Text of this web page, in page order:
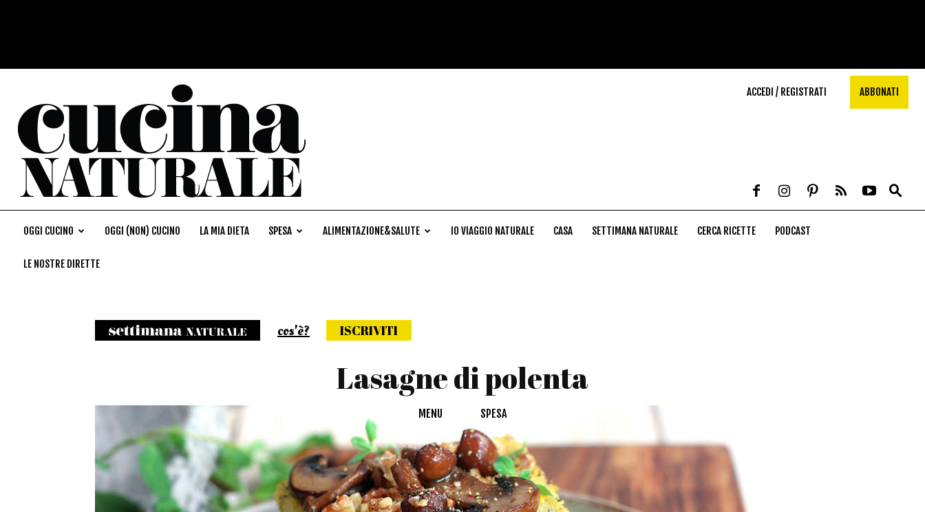
ACCEDI / REGISTRATI ABBONATI
OGGI CUCINO OGGI (NON) CUCINO LA MIA DIETA SPESA ALIMENTAZIONE&SALUTE IO VIAGGIO NATURALE CASA SETTIMANA NATURALE CERCA RICETTE PODCAST
LE NOSTRE DIRETTE
Settimana naturale
cos'è? ISCRIVITI
Lasagne di polenta
MENU SPESA